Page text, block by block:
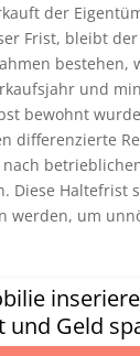
der
Frist, bleibt
bestehen,
und
bewohnt
differenzierte
Diese Haltefrist
werden, um
und Geld